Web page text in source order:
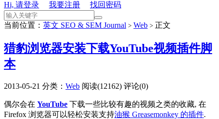
Hi, 请登录 我要注册 找回密码
当前位置： 英文 SEO & SEM Journal > Web > 正文
猎豹浏览器安装下载YouTube视频插件脚
本
2013-05-21 分类： Web 阅读(12162) 评论(0)
偶尔会在 YouTube 下载一些比较有趣的视频之类的收藏, 在
Firefox 浏览器可以轻松安装支持油猴 Greasemonkey 的插件.